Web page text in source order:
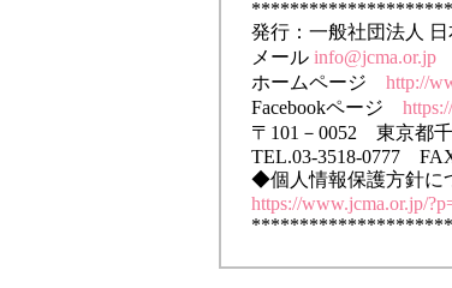
発行：一般社団法人
メール info@jcma.or.jp
ホームページ http://
Facebookページ
〒101－0052 東京都
TEL.03-3518-0777
◆個人情報保護方針に
https://www.jcma.or.jp/